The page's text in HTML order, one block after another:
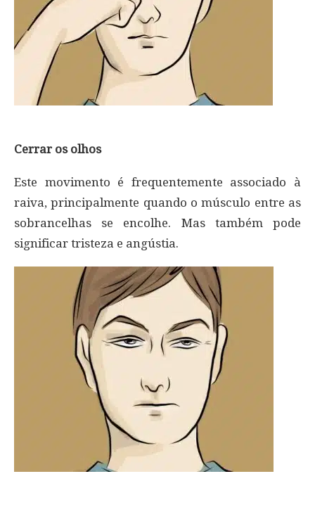
Cerrar os olhos
Este movimento é frequentemente associado à
raiva, principalmente quando o músculo entre as
sobrancelhas se encolhe. Mas também pode
significar tristeza e angústia.